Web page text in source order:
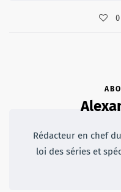
0
Rédacteur en chef
loi des séries et